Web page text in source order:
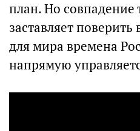
план. Но совпадение
заставляет
для мира времена
напрямую